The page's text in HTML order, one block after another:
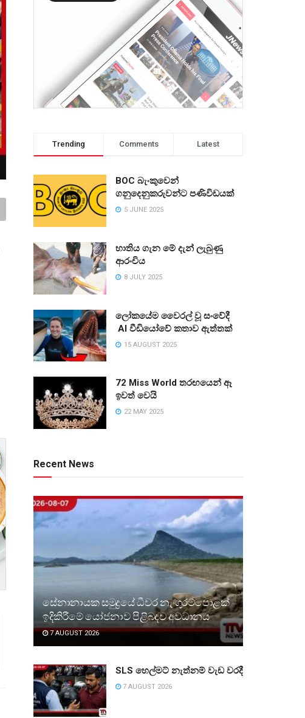
Trending Comments Latest
BOC බැංකුවෙන්
ගනුදෙනුකරුවන්ට පණිවිඩයක්
5 JUNE 2025
භාතිය ගැන මේ දැන් ලැබුණු
ආරංචිය
8 JULY 2025
ලෝකයේම වෛරල් වූ සංවේදී
AI වීඩියෝවේ කතාව ඇත්තක්
15 AUGUST 2025
72 Miss World තරඟයෙන් ඈ
ඉවත් වෙයි
22 MAY 2025
Recent News
සේනානායක සමුද්‍රයේ ධීවර නැංගුරම්පොළක්
ඉදිකිරීමේ යෝජනාව පිළිබඳව අවධානය
7 AUGUST 2026
SLS හෙල්මට් නැත්නම් වැඩ වරදී
7 AUGUST 2026